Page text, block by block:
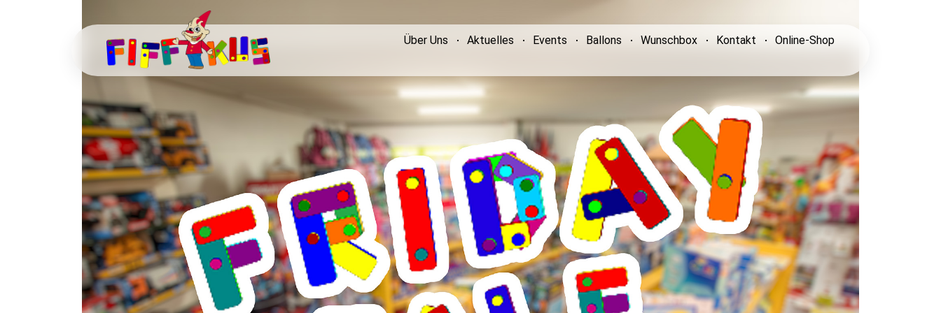
Über Uns Aktuelles Events Ballons Wunschbox Kontakt Online-Shop